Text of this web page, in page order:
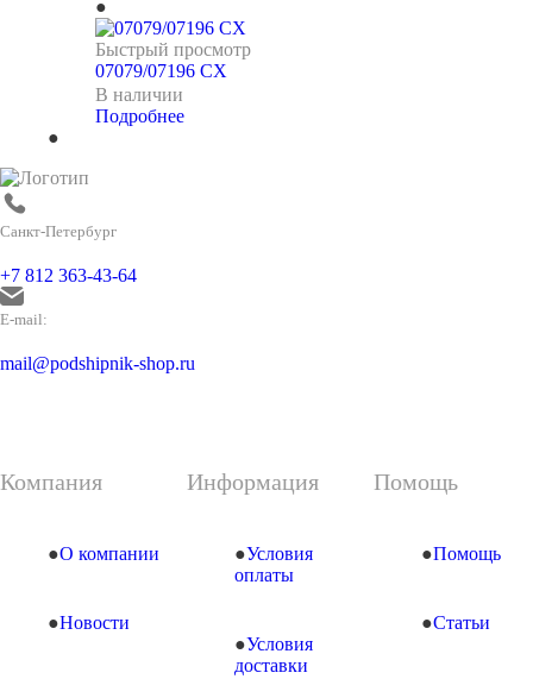
Быстрый просмотр
07079/07196 CX
В наличии
Подробнее
Санкт-Петербург
+7 812 363-43-64
E-mail:
mail@podshipnik-shop.ru
Компания
О компании
Новости
Информация
Условия
оплаты
Условия
доставки
Помощь
Помощь
Статьи